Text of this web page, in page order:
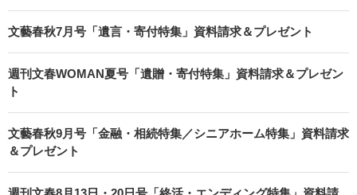
文藝春秋7月号「遺言・寄付特集」資料請求＆プレゼント
週刊文春WOMAN夏号「遺贈・寄付特集」資料請求＆プレゼン
ト
文藝春秋9月号「金融・相続特集／シニアホーム特集」資料請求
＆プレゼント